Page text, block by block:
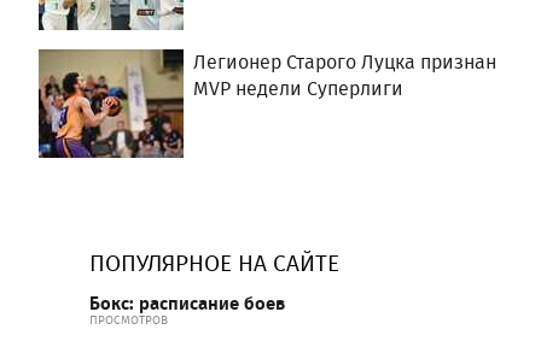
Легионер Старого Луцка признан
MVP недели Суперлиги
ПОПУЛЯРНОЕ НА САЙТЕ
Бокс: расписание боев
ПРОСМОТРОВ